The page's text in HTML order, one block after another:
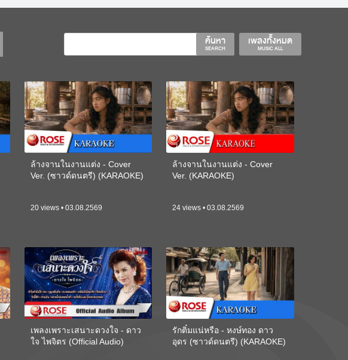
เพลงทั้งหมด
MUSIC ALL
ค้นหา
SEARCH
ล้างจานในงานแต่ง - Cover
Ver. (ซาวด์ดนตรี) (KARAOKE)
20 views • 03.08.2569
ล้างจานในงานแต่ง - Cover
Ver. (KARAOKE)
24 views • 03.08.2569
เพลงเพราะเสนาะดวงใจ - ดาว
ใจ ไพจิตร (Official Audio)
รักติ๋มแน่หรือ - หงษ์ทอง ดาว
อุดร (ซาวด์ดนตรี) (KARAOKE)